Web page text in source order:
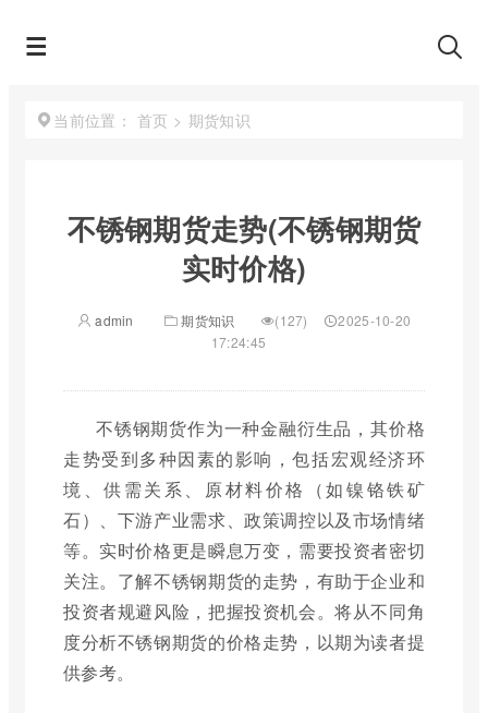
当前位置： 首页 > 期货知识
不锈钢期货走势(不锈钢期货
实时价格)
admin 期货知识 (127)
2025-10-20
17:24:45
不锈钢期货作为一种金融衍生品，其价格
走势受到多种因素的影响，包括宏观经济环
境、供需关系、原材料价格（如镍铬铁矿
石）、下游产业需求、政策调控以及市场情绪
等。实时价格更是瞬息万变，需要投资者密切
关注。了解不锈钢期货的走势，有助于企业和
投资者规避风险，把握投资机会。将从不同角
度分析不锈钢期货的价格走势，以期为读者提
供参考。